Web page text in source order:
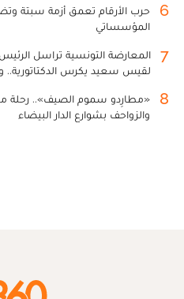
6
حرب الأرقام تعمق أزمة سبتة
المؤسساتي
7
المعارضة التونسية تراسل
لقيس سعيد يكرس
8
«مطارِدو سموم الصيف».. رحلة
والزواحف بشوارع الدار البيضاء